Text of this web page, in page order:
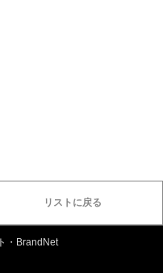
リストに戻る
・BrandNet